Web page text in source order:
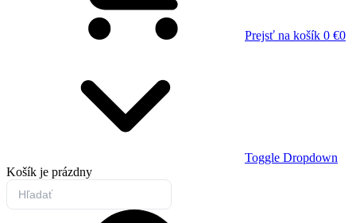
Prejsť na košík 0 €0
Toggle Dropdown
Košík je prázdny